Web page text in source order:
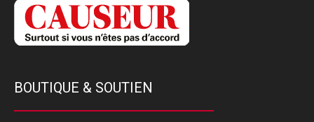
BOUTIQUE & SOUTIEN